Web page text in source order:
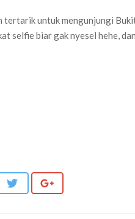
tertarik untuk mengunjungi
selfie biar gak nyesel hehe,